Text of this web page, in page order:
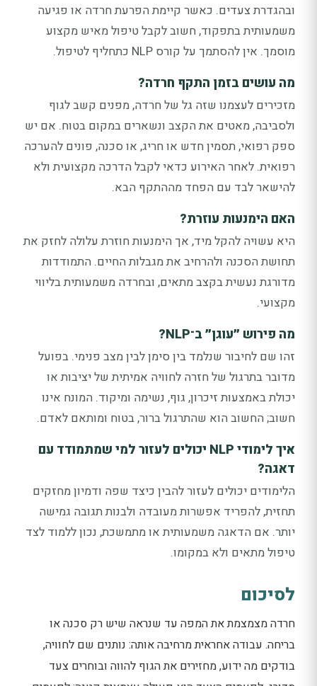
ובהגדרת צעדים. כאשר קיימת הפרעת חרדה או פגיעה
משמעותית בתפקוד, חשוב לקבל טיפול מאיש מקצוע
מוסמך. אין להסתמך על קורס NLP כתחליף לטיפול.
מה עושים בזמן התקף חרדה?
מזכירים לעצמנו שזה גל של חרדה, מפנים קשב לגוף
ולסביבה, מאטים את הקצב ונשארים במקום בטוח. אם יש
ספק רפואי, תסמין חדש או חריג, או סכנה, פונים להערכה
רפואית. לאחר האירוע כדאי לקבל הדרכה מקצועית ולא
להישאר לבד עם הפחד מההתקף הבא.
האם הימנעות עוזרת?
היא עשויה להקל מיד, אך הימנעות חוזרת עלולה לחזק את
תחושת הסכנה ולהרחיב את מגבלות החיים. התמודדות
מדורגת נעשית בקצב מתאים, ובחרדה משמעותית בליווי
מקצועי.
מה פירוש ״עוגן״ ב־NLP?
זהו שם לחיבור שנלמד בין סימן לבין מצב פנימי. בפועל
מדובר בתרגול של חזרה לחוויה אמיתית של יציבות או
יכולת באמצעות זיכרון, גוף, נשימה ומיקוד. המונח אינו
חשוב; החשוב הוא שהתרגול ברור, בטוח ומותאם לאדם.
איך לימודי NLP יכולים לעזור למי שמתמודד עם
דאגה?
הלימודים יכולים לעזור להבין כיצד שפה ודמיון מחזקים
תחזית, להפריד אפשרות מעובדה ולבנות תגובה גמישה
יותר. אם הדאגה משמעותית או מתמשכת, נכון ללמוד לצד
טיפול מתאים ולא במקומו.
לסיכום
חרדה מצמצמת את המפה עד שנראה שיש רק סכנה או
בריחה. עבודה אחראית מרחיבה אותה: נותנים שם לחוויה,
בודקים מה ידוע, מחזירים את הגוף להווה ובוחרים צעד